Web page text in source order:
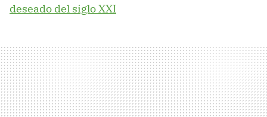
deseado del siglo XXI